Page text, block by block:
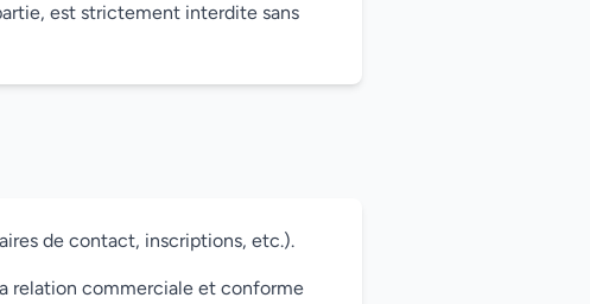
est strictement interdite sans
de contact, inscriptions, etc.).
relation commerciale et conforme